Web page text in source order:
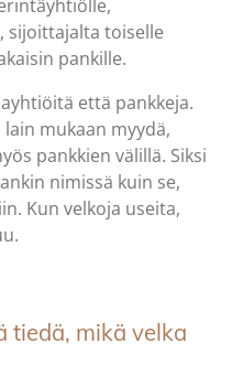
sijoittajalta toiselle
pankille.
että pankkeja.
mukaan myydä,
pankkien välillä. Siksi
nimissä kuin se,
Kun velkoja useita,
tiedä, mikä velka